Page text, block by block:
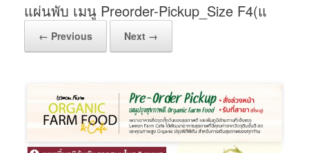
แผ่นพับ เมนู Preorder-Pickup_Size F4(แ
← Previous Next →